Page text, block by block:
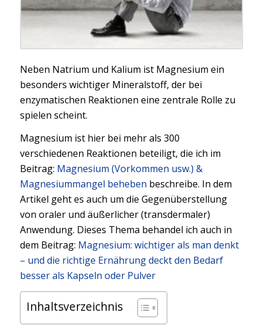
Neben Natrium und Kalium ist Magnesium ein
besonders wichtiger Mineralstoff, der bei
enzymatischen Reaktionen eine zentrale Rolle zu
spielen scheint.
Magnesium ist hier bei mehr als 300
verschiedenen Reaktionen beteiligt, die ich im
Beitrag: Magnesium (Vorkommen usw.) &
Magnesiummangel beheben beschreibe. In dem
Artikel geht es auch um die Gegenüberstellung
von oraler und äußerlicher (transdermaler)
Anwendung. Dieses Thema behandel ich auch in
dem Beitrag: Magnesium: wichtiger als man denkt
– und die richtige Ernährung deckt den Bedarf
besser als Kapseln oder Pulver
Inhaltsverzeichnis